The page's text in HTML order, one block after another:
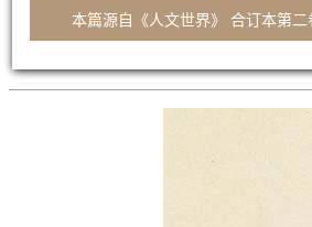
本篇源自《人文世界》 合订本第二